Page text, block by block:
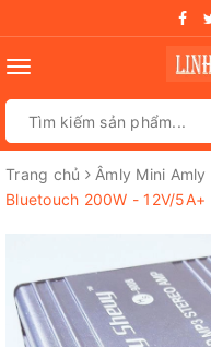
Toggle
Trang chủ Âmly Mini
Bluetouch 200W - 12V/